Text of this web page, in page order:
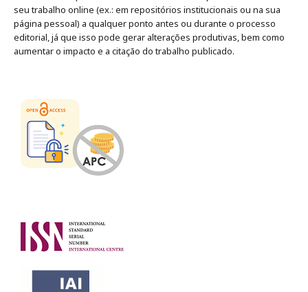
seu trabalho online (ex.: em repositórios institucionais ou na sua
página pessoal) a qualquer ponto antes ou durante o processo
editorial, já que isso pode gerar alterações produtivas, bem como
aumentar o impacto e a citação do trabalho publicado.